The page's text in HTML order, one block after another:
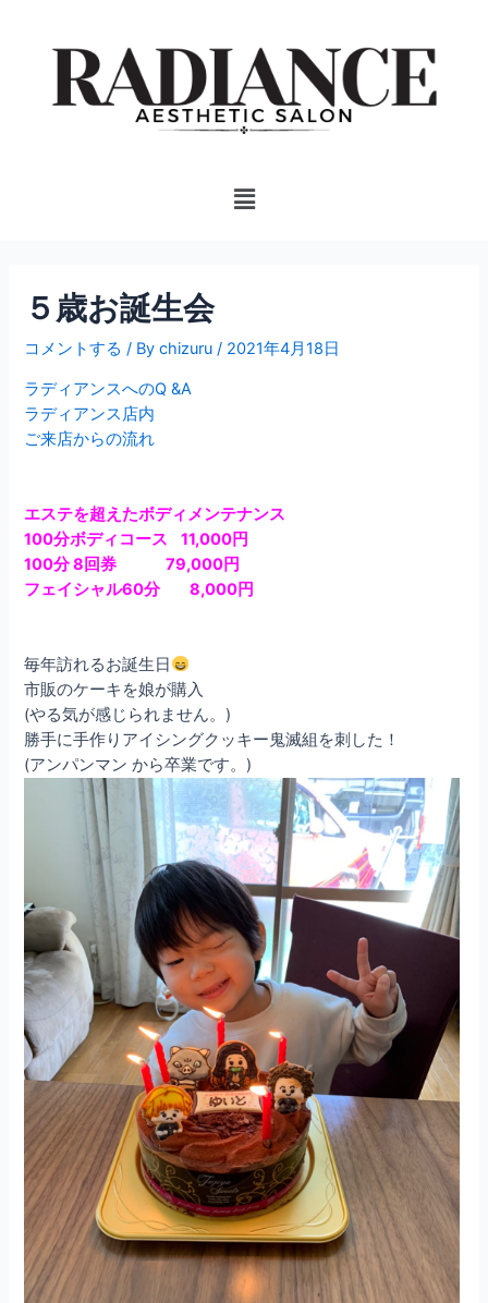
Menu
５歳お誕生会
コメントする / Bychizuru/ 2021年4月18日
ラディアンスへのQ &A
ラディアンス店内
ご来店からの流れ
エステを超えたボディメンテナンス
100分ボディコース 11,000円
100分 8回券 79,000円
フェイシャル60分 8,000円
毎年訪れるお誕生日
市販のケーキを娘が購入
(やる気が感じられません。)
勝手に手作りアイシングクッキー鬼滅組を刺した！
(アンパンマン から卒業です。)
ビ
ゲ